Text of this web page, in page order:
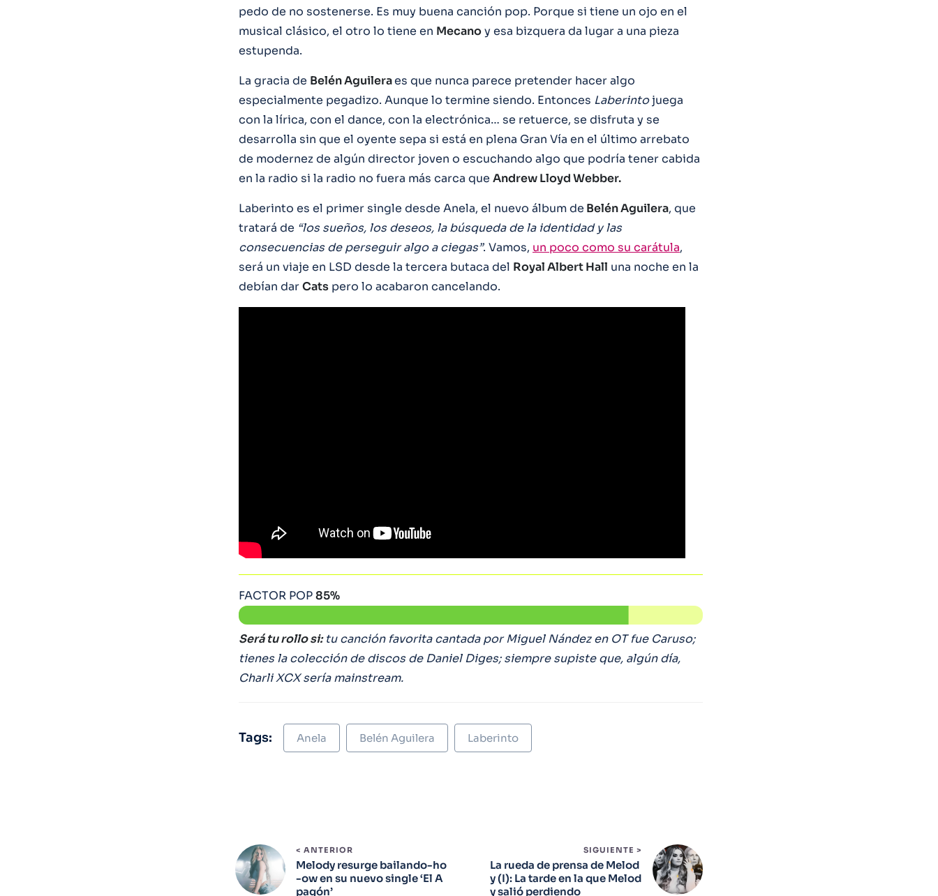
pedo de no sostenerse. Es muy buena canción pop. Porque si tiene un ojo en el
musical clásico, el otro lo tiene en Mecanoy esa bizquera da lugar a una pieza
estupenda.
La gracia de Belén Aguileraes que nunca parece pretender hacer algo
especialmente pegadizo. Aunque lo termine siendo. Entonces Laberintojuega
con la lírica, con el dance, con la electrónica… se retuerce, se disfruta y se
desarrolla sin que el oyente sepa si está en plena Gran Vía en el último arrebato
de modernez de algún director joven o escuchando algo que podría tener cabida
en la radio si la radio no fuera más carca que Andrew Lloyd Webber.
Laberinto es el primer single desde Anela, el nuevo álbum de Belén Aguilera, que
tratará de “los sueños, los deseos, la búsqueda de la identidad y las
consecuencias de perseguir algo a ciegas”. Vamos, un poco como su carátula,
será un viaje en LSD desde la tercera butaca del Royal Albert Hall una noche en la
debían darCats pero lo acabaron cancelando.
FACTOR POP85%
Será tu rollo si:tu canción favorita cantada por Miguel Nández en OT fue Caruso;
tienes la colección de discos de Daniel Diges; siempre supiste que, algún día,
Charli XCX sería mainstream.
Tags: Anela Belén Aguilera Laberinto
< ANTERIOR
Melody resurge bailando-ho
-ow en su nuevo single ‘El A
pagón’
SIGUIENTE >
La rueda de prensa de Melod
y (I): La tarde en la que Melod
y salió perdiendo